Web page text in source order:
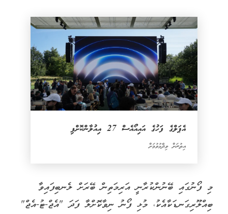
އެޕަލްގެ ފަހުގެ އައިއޯއެސް 27 އިއުލާންކޮށްފި
އިތުރަށް ވިދާޅުވުމަށް
މި ފޯނުގައި ބޭނުންކުރާނީ އަރިމަތިން ބޭރަށް ލެނބިފައިވާ
ބިއްލޫރިގަނޑަކާއެކު، މުޅި ފޯނު ނިވާކޮށްލާ ފަދަ "އެޖް-ޓު-އެޖް"